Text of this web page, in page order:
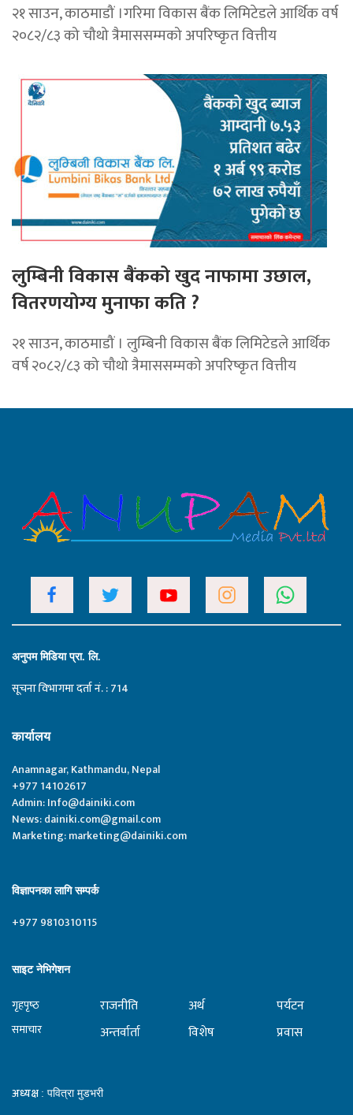
२१ साउन, काठमाडौं ।गरिमा विकास बैंक लिमिटेडले आर्थिक वर्ष
२०८२/८३ को चौथो त्रैमाससम्मको अपरिष्कृत वित्तीय
लुम्बिनी विकास बैंकको खुद नाफामा उछाल,
वितरणयोग्य मुनाफा कति ?
२१ साउन, काठमाडौं । लुम्बिनी विकास बैंक लिमिटेडले आर्थिक
वर्ष २०८२/८३ को चौथो त्रैमाससम्मको अपरिष्कृत वित्तीय
अनुपम मिडिया प्रा. लि.
सूचना विभागमा दर्ता नं. : 714
कार्यालय
Anamnagar, Kathmandu, Nepal
+977 14102617
Admin:Info@dainiki.com
News:dainiki.com@gmail.com
Marketing:marketing@dainiki.com
विज्ञापनका लागि सम्पर्क
+977 9810310115
साइट नेभिगेशन
गृहपृष्‍ठ
समाचार
राजनीति
अन्तर्वार्ता
अर्थ
विशेष
पर्यटन
प्रवास
अध्यक्ष : पवित्रा मुडभरी